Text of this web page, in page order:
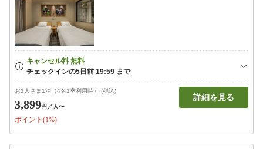
お1人さま1泊（4名1室利用時） (税込)
3,899円 ／人〜
ポイント(1%)
詳細を見る